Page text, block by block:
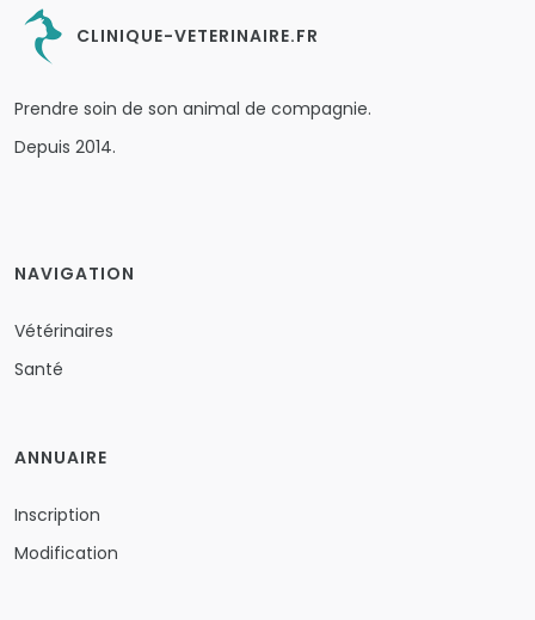
CLINIQUE-VETERINAIRE.FR
Prendre soin de son animal de compagnie.
Depuis 2014.
NAVIGATION
Vétérinaires
Santé
ANNUAIRE
Inscription
Modification